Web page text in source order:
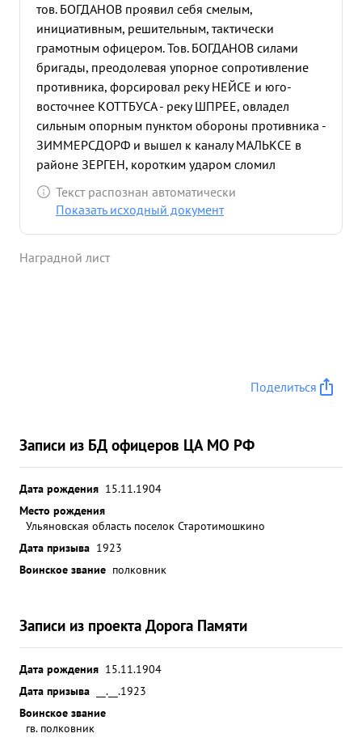
тов. БОГДАНОВ проявил себя смелым,
инициативным, решительным, тактически
грамотным офицером. Тов. БОГДАНОВ силами
бригады, преодолевая упорное сопротивление
противника, форсировал реку НЕЙСЕ и юго-
восточнее КОТТБУСА - реку ШПРЕЕ, овладел
сильным опорным пунктом обороны противника -
ЗИММЕРСДОРФ и вышел к каналу МАЛЬКСЕ в
районе ЗЕРГЕН, коротким ударом сломил
сильную оборону противника на западном берегу
канала, где захватил плацдарм и овладел
танковой бригадой занял ФЕШТАУ чем было
противника лесной массив севернее БАРУТ, что
частей. 22.4.45г., выйдя в район канала ТЕЛЬТОВ,
вел тяжелые бои с превосходящими силами
берегу канала, чем дал возможность форсировать
канал остальным частям корпуса и армии. 25.4.45г.
бригада ворвалась в БЕРЛИН с юга, где после
тяжелых уличных боев овладела городскими
районами ЛИХТЕРФЕЛЬДЕ ДАЛЕМ,
ГИНДЕНБУРГ ПАРК. ЗА ОТЛИЧНЫЕ БОЕВЫЕ
ДЕЙСТВИЯ, ЗА СМЕЛОСТЬ и РЕШИТЕЛЬНОСТЬ в
БОЮ и УМЕЛОЕ РУКОВОДСТВО БРИГАДОЙ тов.
БОГДАНОВ ДОСТОИН-ПРИСВОЕНИЯ ЗВАНИЯ
ГЕРОЙ СОВЕТСКОГО СОЮЗА" Гвардом ...»
Текст распознан автоматически
Показать исходный документ
Наградной лист
Поделиться
Записи из БД офицеров ЦА МО РФ
Дата рождения 15.11.1904
Место рождения
Ульяновская область поселок Старотимошкино
Дата призыва 1923
Воинское звание полковник
Записи из проекта Дорога Памяти
Дата рождения 15.11.1904
Дата призыва
__.__.1923
Воинское звание
гв. полковник